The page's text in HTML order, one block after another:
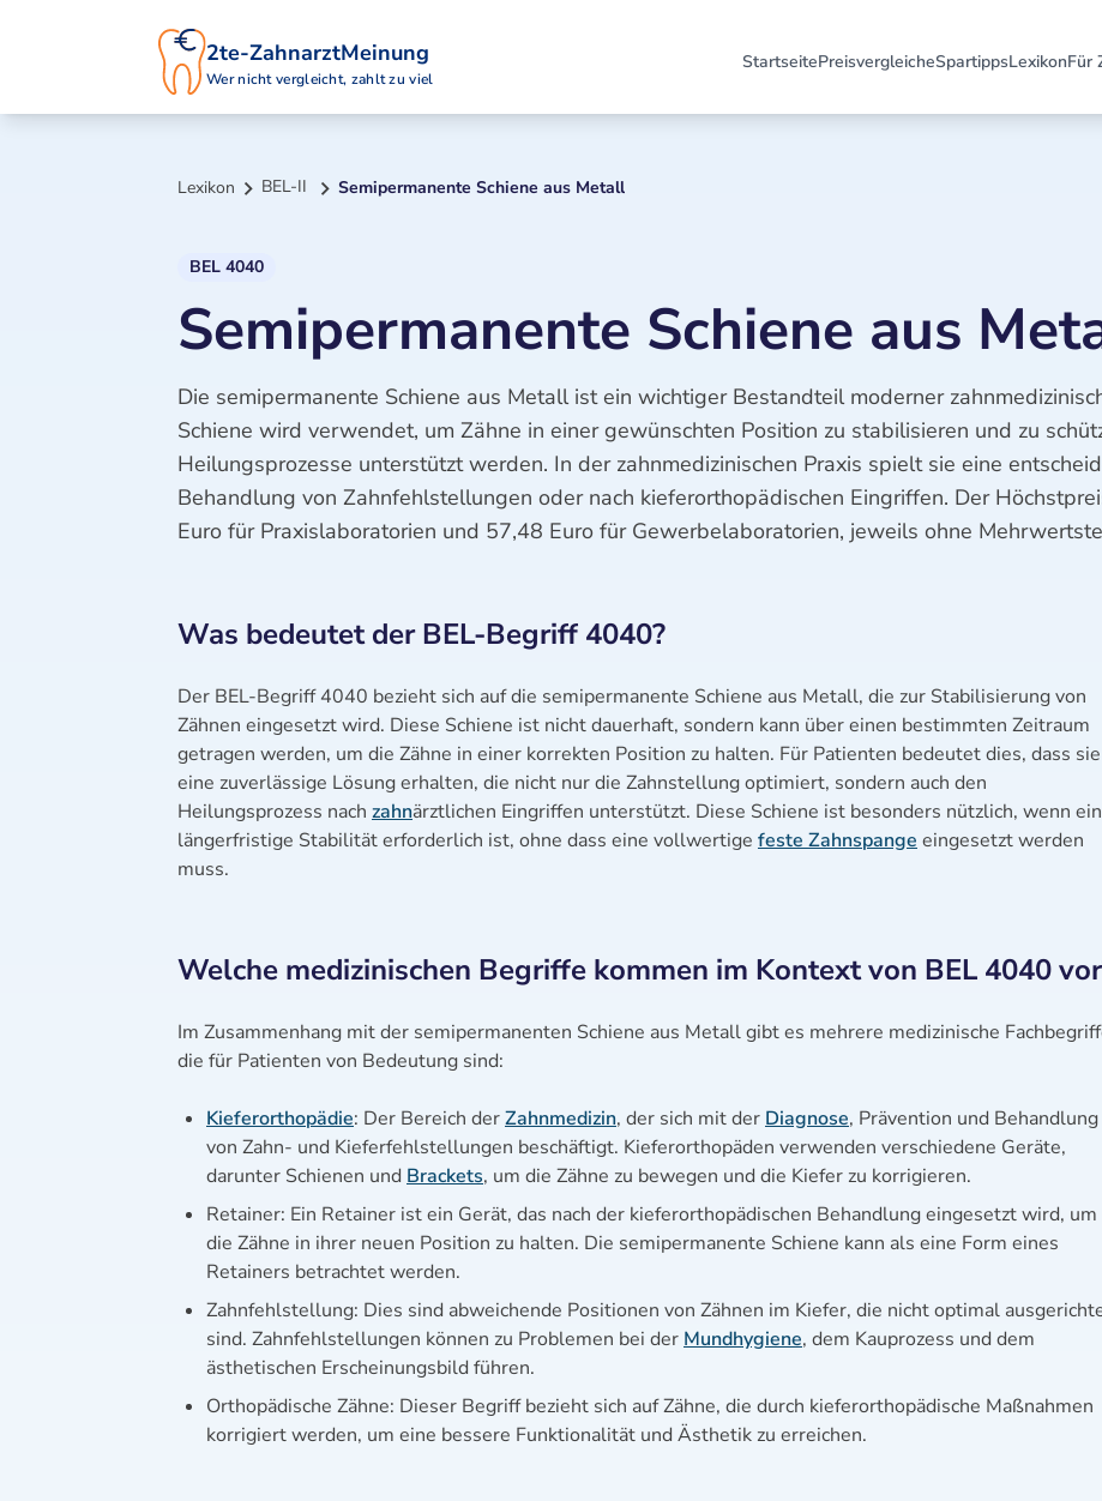
2te-ZahnarztMeinung
Wer nicht vergleicht, zahlt zu viel
StartseitePreisvergleicheSpartippsLexikonFür
Lexikon BEL-II Semipermanente Schiene aus Metall
BEL 4040
Semipermanente Schiene aus
Die semipermanente Schiene aus Metall ist ein wichtiger Bestandteil moderner
Schiene wird verwendet, um Zähne in einer gewünschten Position zu stabilisieren und zu
Heilungsprozesse unterstützt werden. In der zahnmedizinischen Praxis spielt sie eine
Behandlung von Zahnfehlstellungen oder nach kieferorthopädischen Eingriffen. Der
Euro für Praxislaboratorien und 57,48 Euro für Gewerbelaboratorien, jeweils ohne
Was bedeutet der BEL-Begriff 4040?
Der BEL-Begriff 4040 bezieht sich auf die semipermanente Schiene aus Metall, die zur Stabilisierung von
Zähnen eingesetzt wird. Diese Schiene ist nicht dauerhaft, sondern kann über einen bestimmten Zeitraum
getragen werden, um die Zähne in einer korrekten Position zu halten. Für Patienten bedeutet dies, dass sie
eine zuverlässige Lösung erhalten, die nicht nur die Zahnstellung optimiert, sondern auch den
Heilungsprozess nach zahnärztlichen Eingriffen unterstützt. Diese Schiene ist besonders nützlich, wenn
längerfristige Stabilität erforderlich ist, ohne dass eine vollwertige feste Zahnspange eingesetzt werden
muss.
Welche medizinischen Begriffe kommen im Kontext von BEL 4040
Im Zusammenhang mit der semipermanenten Schiene aus Metall gibt es mehrere medizinische
die für Patienten von Bedeutung sind:
Kieferorthopädie: Der Bereich derZahnmedizin, der sich mit der Diagnose, Prävention und Behandlung
von Zahn- und Kieferfehlstellungen beschäftigt. Kieferorthopäden verwenden verschiedene Geräte,
darunter Schienen und Brackets, um die Zähne zu bewegen und die Kiefer zu korrigieren.
Retainer: Ein Retainer ist ein Gerät, das nach der kieferorthopädischen Behandlung eingesetzt wird, um
die Zähne in ihrer neuen Position zu halten. Die semipermanente Schiene kann als eine Form eines
Retainers betrachtet werden.
Zahnfehlstellung: Dies sind abweichende Positionen von Zähnen im Kiefer, die nicht optimal
sind. Zahnfehlstellungen können zu Problemen bei der Mundhygiene, dem Kauprozess und dem
ästhetischen Erscheinungsbild führen.
Orthopädische Zähne: Dieser Begriff bezieht sich auf Zähne, die durch kieferorthopädische Maßnahmen
korrigiert werden, um eine bessere Funktionalität und Ästhetik zu erreichen.